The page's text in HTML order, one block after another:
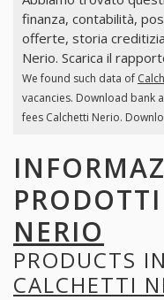
finanza, contabilità,
offerte, storia
Nerio. Scarica il
We found such data of
vacancies. Download bank
fees Calchetti Nerio.
PRODOTTI
NERIO
PRODUCTS
CALCHETTI